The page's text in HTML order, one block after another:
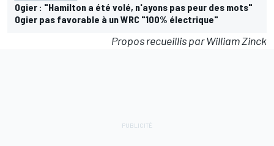
Ogier : "Hamilton a été volé, n'ayons pas peur des mots"
Ogier pas favorable à un WRC "100% électrique"
Propos recueillis par William Zinck